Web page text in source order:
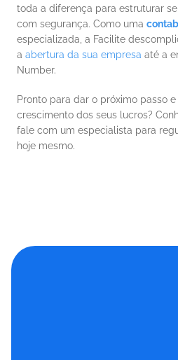
toda a diferença para estruturar
com segurança. Como uma
especializada, a Facilite
a abertura da sua empresa até a
Number.
Pronto para dar o próximo passo
crescimento dos seus lucros?
fale com um especialista para
hoje mesmo.